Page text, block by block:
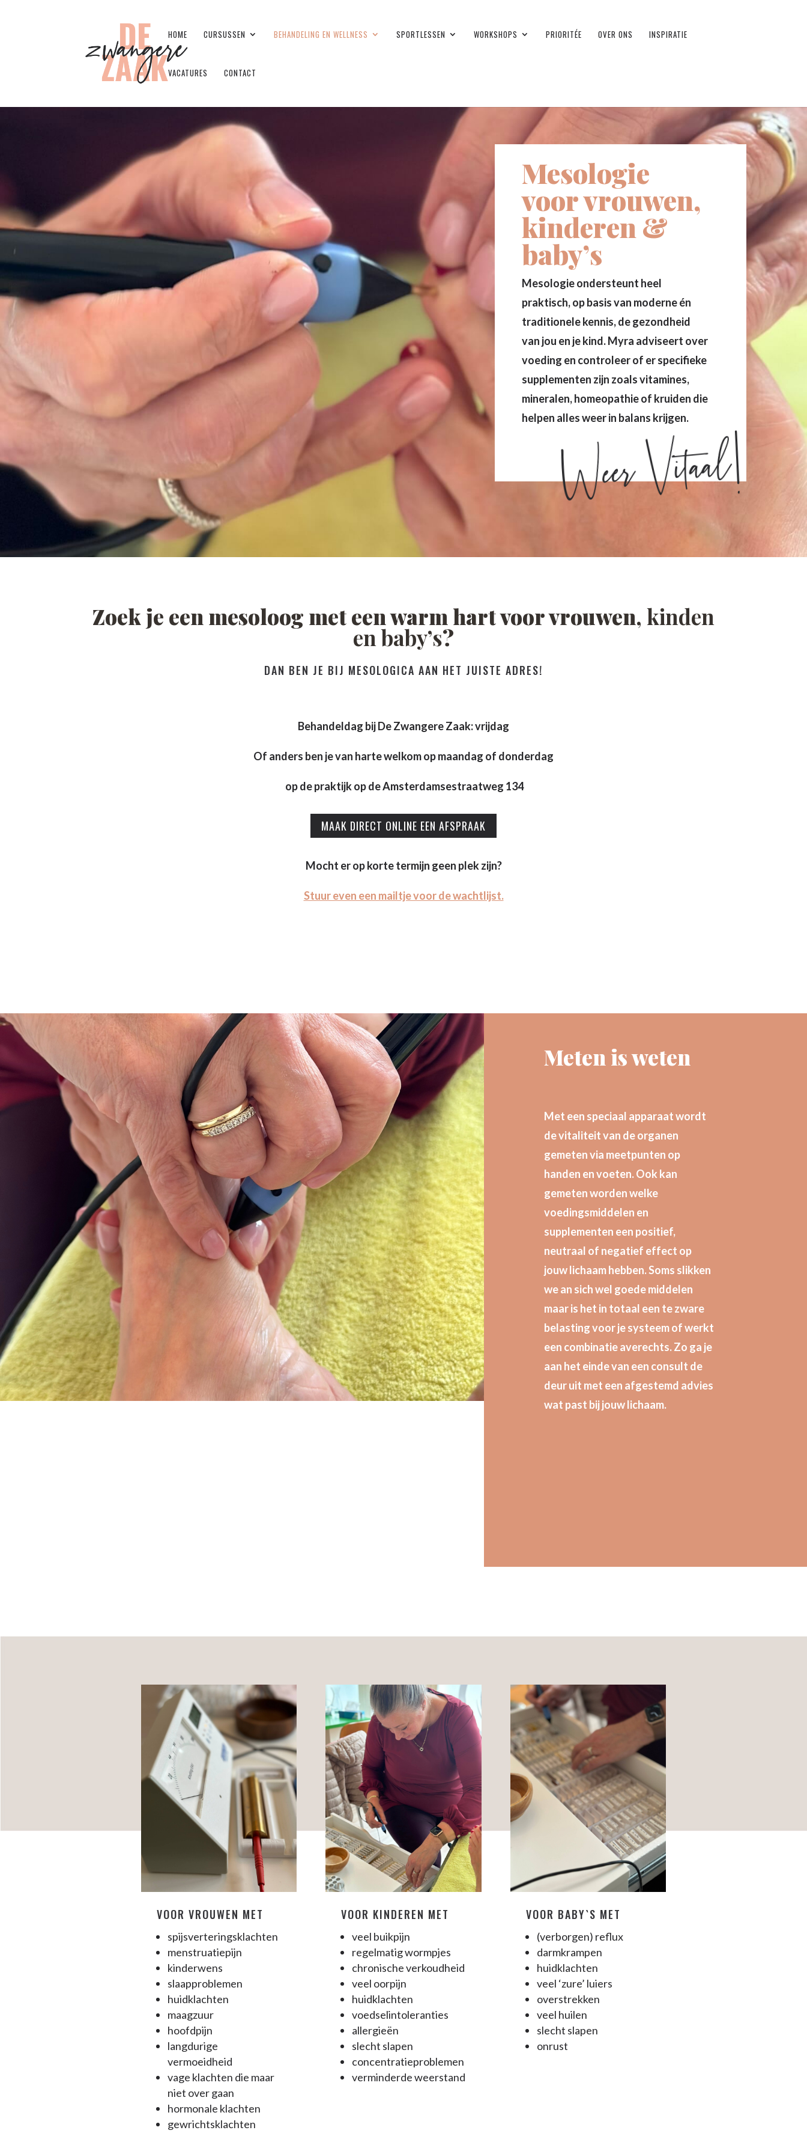
HOME CURSUSSEN BEHANDELING EN WELLNESS SPORTLESSEN WORKSHOPS PRIORITÉE OVER ONS INSPIRATIE
VACATURES CONTACT
Mesologie
voor vrouwen,
kinderen &
baby’s
Mesologie ondersteunt heel
praktisch, op basis van moderne én
traditionele kennis, de gezondheid
van jou en je kind. Myra adviseert over
voeding en controleer of er specifieke
supplementen zijn zoals vitamines,
mineralen, homeopathie of kruiden die
helpen alles weer in balans krijgen.
Weer Vitaal!
Zoek je een mesoloog met een warm hart voor vrouwen, kinden
en baby’s?
DAN BEN JE BIJ MESOLOGICA AAN HET JUISTE ADRES!
Behandeldag bij De Zwangere Zaak: vrijdag
Of anders ben je van harte welkom op maandag of donderdag
op de praktijk op de Amsterdamsestraatweg 134
MAAK DIRECT ONLINE EEN AFSPRAAK
Mocht er op korte termijn geen plek zijn?
Stuur even een mailtje voor de wachtlijst.
Meten is weten
Met een speciaal apparaat wordt
de vitaliteit van de organen
gemeten via meetpunten op
handen en voeten. Ook kan
gemeten worden welke
voedingsmiddelen en
supplementen een positief,
neutraal of negatief effect op
jouw lichaam hebben. Soms slikken
we an sich wel goede middelen
maar is het in totaal een te zware
belasting voor je systeem of werkt
een combinatie averechts. Zo ga je
aan het einde van een consult de
deur uit met een afgestemd advies
wat past bij jouw lichaam.
VOOR VROUWEN MET
spijsverteringsklachten
menstruatiepijn
kinderwens
slaapproblemen
huidklachten
maagzuur
hoofdpijn
langdurige
vermoeidheid
vage klachten die maar
niet over gaan
hormonale klachten
gewrichtsklachten
VOOR KINDEREN MET
veel buikpijn
regelmatig wormpjes
chronische verkoudheid
veel oorpijn
huidklachten
voedselintoleranties
allergieën
slecht slapen
concentratieproblemen
verminderde weerstand
VOOR BABY`S MET
(verborgen) reflux
darmkrampen
huidklachten
veel ‘zure’ luiers
overstrekken
veel huilen
slecht slapen
onrust